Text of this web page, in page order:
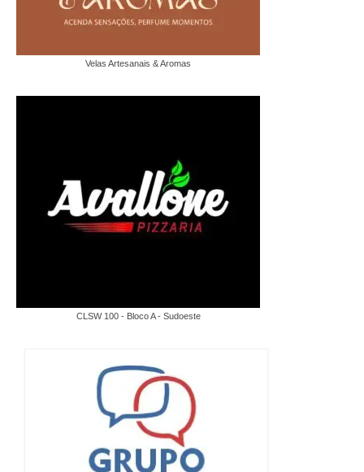
Velas Artesanais & Aromas
CLSW 100 - Bloco A - Sudoeste